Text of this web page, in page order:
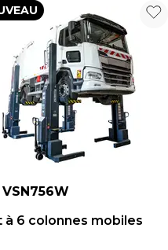
VSN756W
à 6 colonnes mobiles